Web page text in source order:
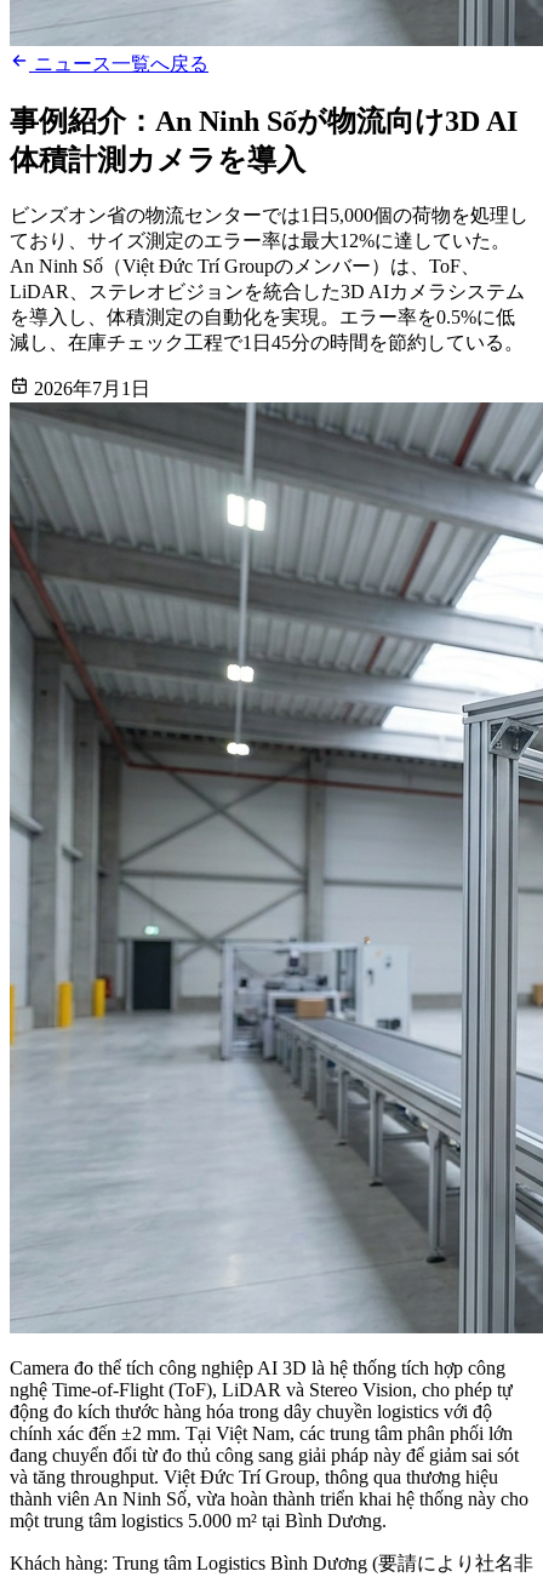
ニュース一覧へ戻る
事例紹介：An Ninh Sốが物流向け3D AI
体積計測カメラを導入
ビンズオン省の物流センターでは1日5,000個の荷物を処理し
ており、サイズ測定のエラー率は最大12%に達していた。
An Ninh Số（Việt Đức Trí Groupのメンバー）は、ToF、
LiDAR、ステレオビジョンを統合した3D AIカメラシステム
を導入し、体積測定の自動化を実現。エラー率を0.5%に低
減し、在庫チェック工程で1日45分の時間を節約している。
2026年7月1日
Camera đo thể tích công nghiệp AI 3D là hệ thống tích hợp công
nghệ Time-of-Flight (ToF), LiDAR và Stereo Vision, cho phép tự
động đo kích thước hàng hóa trong dây chuyền logistics với độ
chính xác đến ±2 mm. Tại Việt Nam, các trung tâm phân phối lớn
đang chuyển đổi từ đo thủ công sang giải pháp này để giảm sai sót
và tăng throughput. Việt Đức Trí Group, thông qua thương hiệu
thành viên An Ninh Số, vừa hoàn thành triển khai hệ thống này cho
một trung tâm logistics 5.000 m² tại Bình Dương.
Khách hàng: Trung tâm Logistics Bình Dương (要請により社名非